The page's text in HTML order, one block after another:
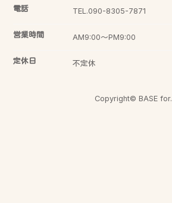
電話 TEL.090-8305-7871
営業時間 AM9:00〜PM9:00
定休日 不定休
Copyright© BASE for.